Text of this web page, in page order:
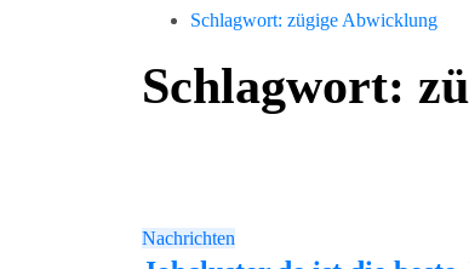
Schlagwort: zügige Abwicklung
Schlagwort:
Nachrichten